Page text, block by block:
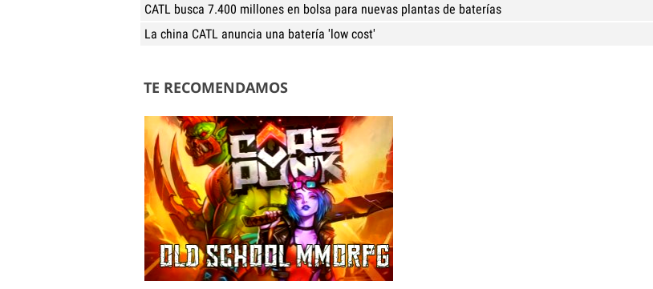
CATL busca 7.400 millones en bolsa para nuevas plantas de baterías
La china CATL anuncia una batería 'low cost'
TE RECOMENDAMOS